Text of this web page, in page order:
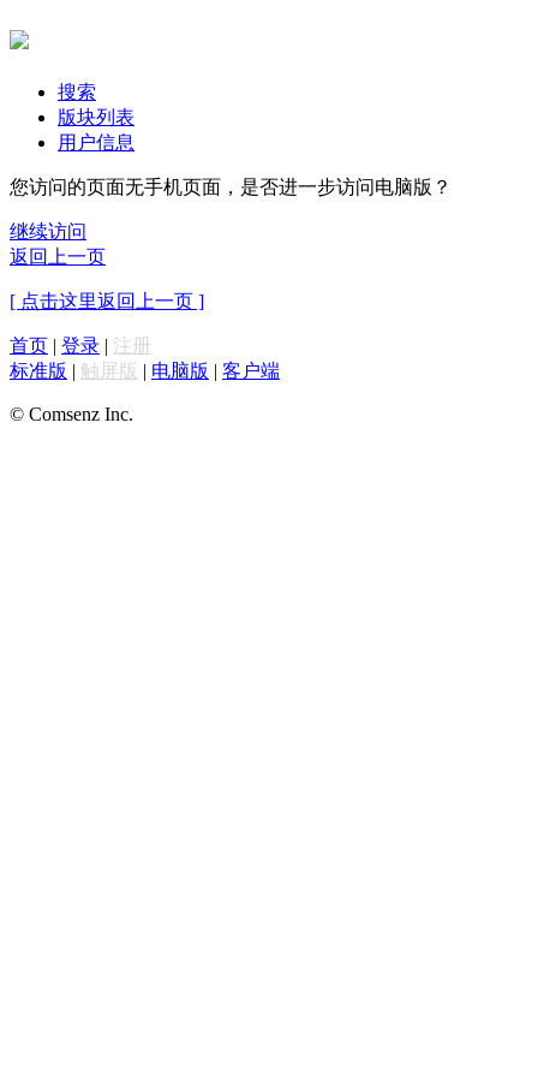
搜索
版块列表
用户信息
您访问的页面无手机页面，是否进一步访问电脑版？
继续访问
返回上一页
[ 点击这里返回上一页 ]
首页 | 登录 | 注册
标准版 | 触屏版 | 电脑版 | 客户端
© Comsenz Inc.